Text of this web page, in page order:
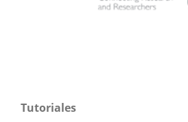
Tutoriales